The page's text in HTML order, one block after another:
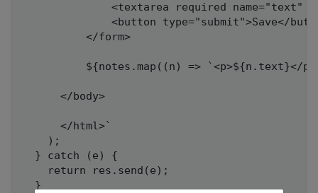
<textarea required name="text"
<button type="submit">Save</
          </form>
${notes.map((n) => `<p>${n.text}</
      </body>
      </html>`
    );
  } catch (e) {
    return res.send(e);
  }